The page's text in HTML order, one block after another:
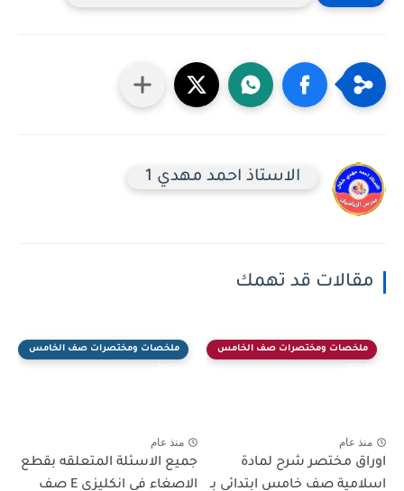
الاستاذ احمد مهدي 1
مقالات قد تهمك
ملخصات ومختصرات صف الخامس
منذ عام
اوراق مختصر شرح لمادة
اسلامية صف خامس ابتدائي بـ
ملخصات ومختصرات صف الخامس
منذ عام
جميع الاسئلة المتعلقه بقطع
الاصغاء في انكليزي E صف